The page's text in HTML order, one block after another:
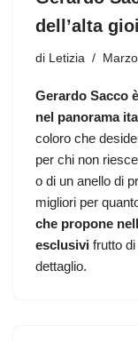
dell’alta
di Letizia
Gerardo Sacco
nel panorama
coloro che
per chi non
o di un anello di
migliori per
che propone
esclusivi frutto
dettaglio.